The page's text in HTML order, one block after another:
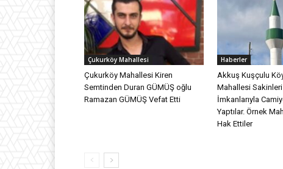
Çukurköy Mahallesi
Çukurköy Mahallesi Kiren
Semtinden Duran GÜMÜŞ oğlu
Ramazan GÜMÜŞ Vefat Etti
Haberler
Akkuş Kuşçulu
Mahallesi
İmkanlarıyla
Yaptılar. Örnek
Hak Ettiler